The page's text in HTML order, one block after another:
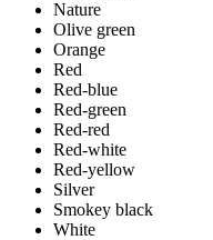
Nature
Olive green
Orange
Red
Red-blue
Red-green
Red-red
Red-white
Red-yellow
Silver
Smokey black
White